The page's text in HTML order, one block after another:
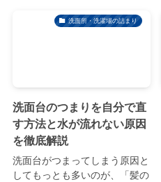
洗面所・洗濯場の詰まり
洗面台のつまりを自分で直
す方法と水が流れない原因
を徹底解説
洗面台がつまってしまう原因と
してもっとも多いのが、「髪の